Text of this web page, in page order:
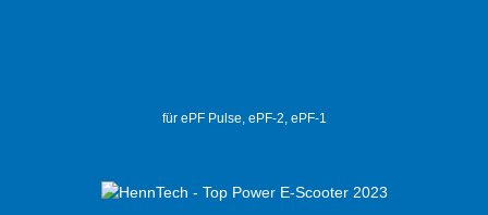
für ePF Pulse, ePF-2, ePF-1